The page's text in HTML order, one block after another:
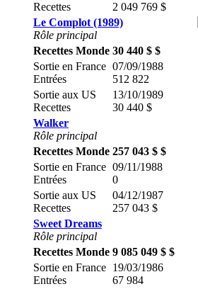
Recettes
2 049 769 $
Le Complot (1989)
Rôle principal
Recettes Monde 30 440 $ $
Sortie en France
Entrées
07/09/1988
512 822
Sortie aux US
Recettes
13/10/1989
30 440 $
Walker
Rôle principal
Recettes Monde 257 043 $ $
Sortie en France
Entrées
09/11/1988
0
Sortie aux US
Recettes
04/12/1987
257 043 $
Sweet Dreams
Rôle principal
Recettes Monde 9 085 049 $ $
Sortie en France
Entrées
19/03/1986
67 984